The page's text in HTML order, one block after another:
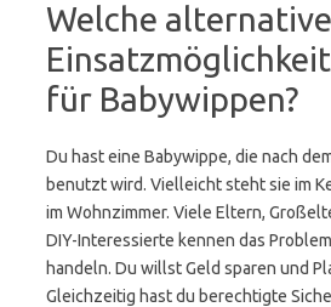
Welche
für Babywippen?
Du hast eine Babywippe, die nach
benutzt wird. Vielleicht steht sie im
im Wohnzimmer. Viele Eltern,
DIY-Interessierte kennen das
handeln. Du willst Geld sparen und
Gleichzeitig hast du berechtigte